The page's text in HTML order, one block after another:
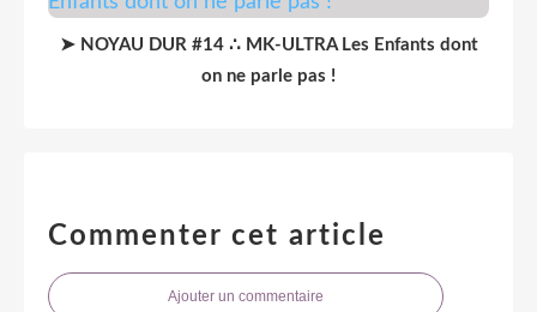
➤ NOYAU DUR #14 ∴ MK-ULTRA Les Enfants dont
on ne parle pas !
Commenter cet article
Ajouter un commentaire